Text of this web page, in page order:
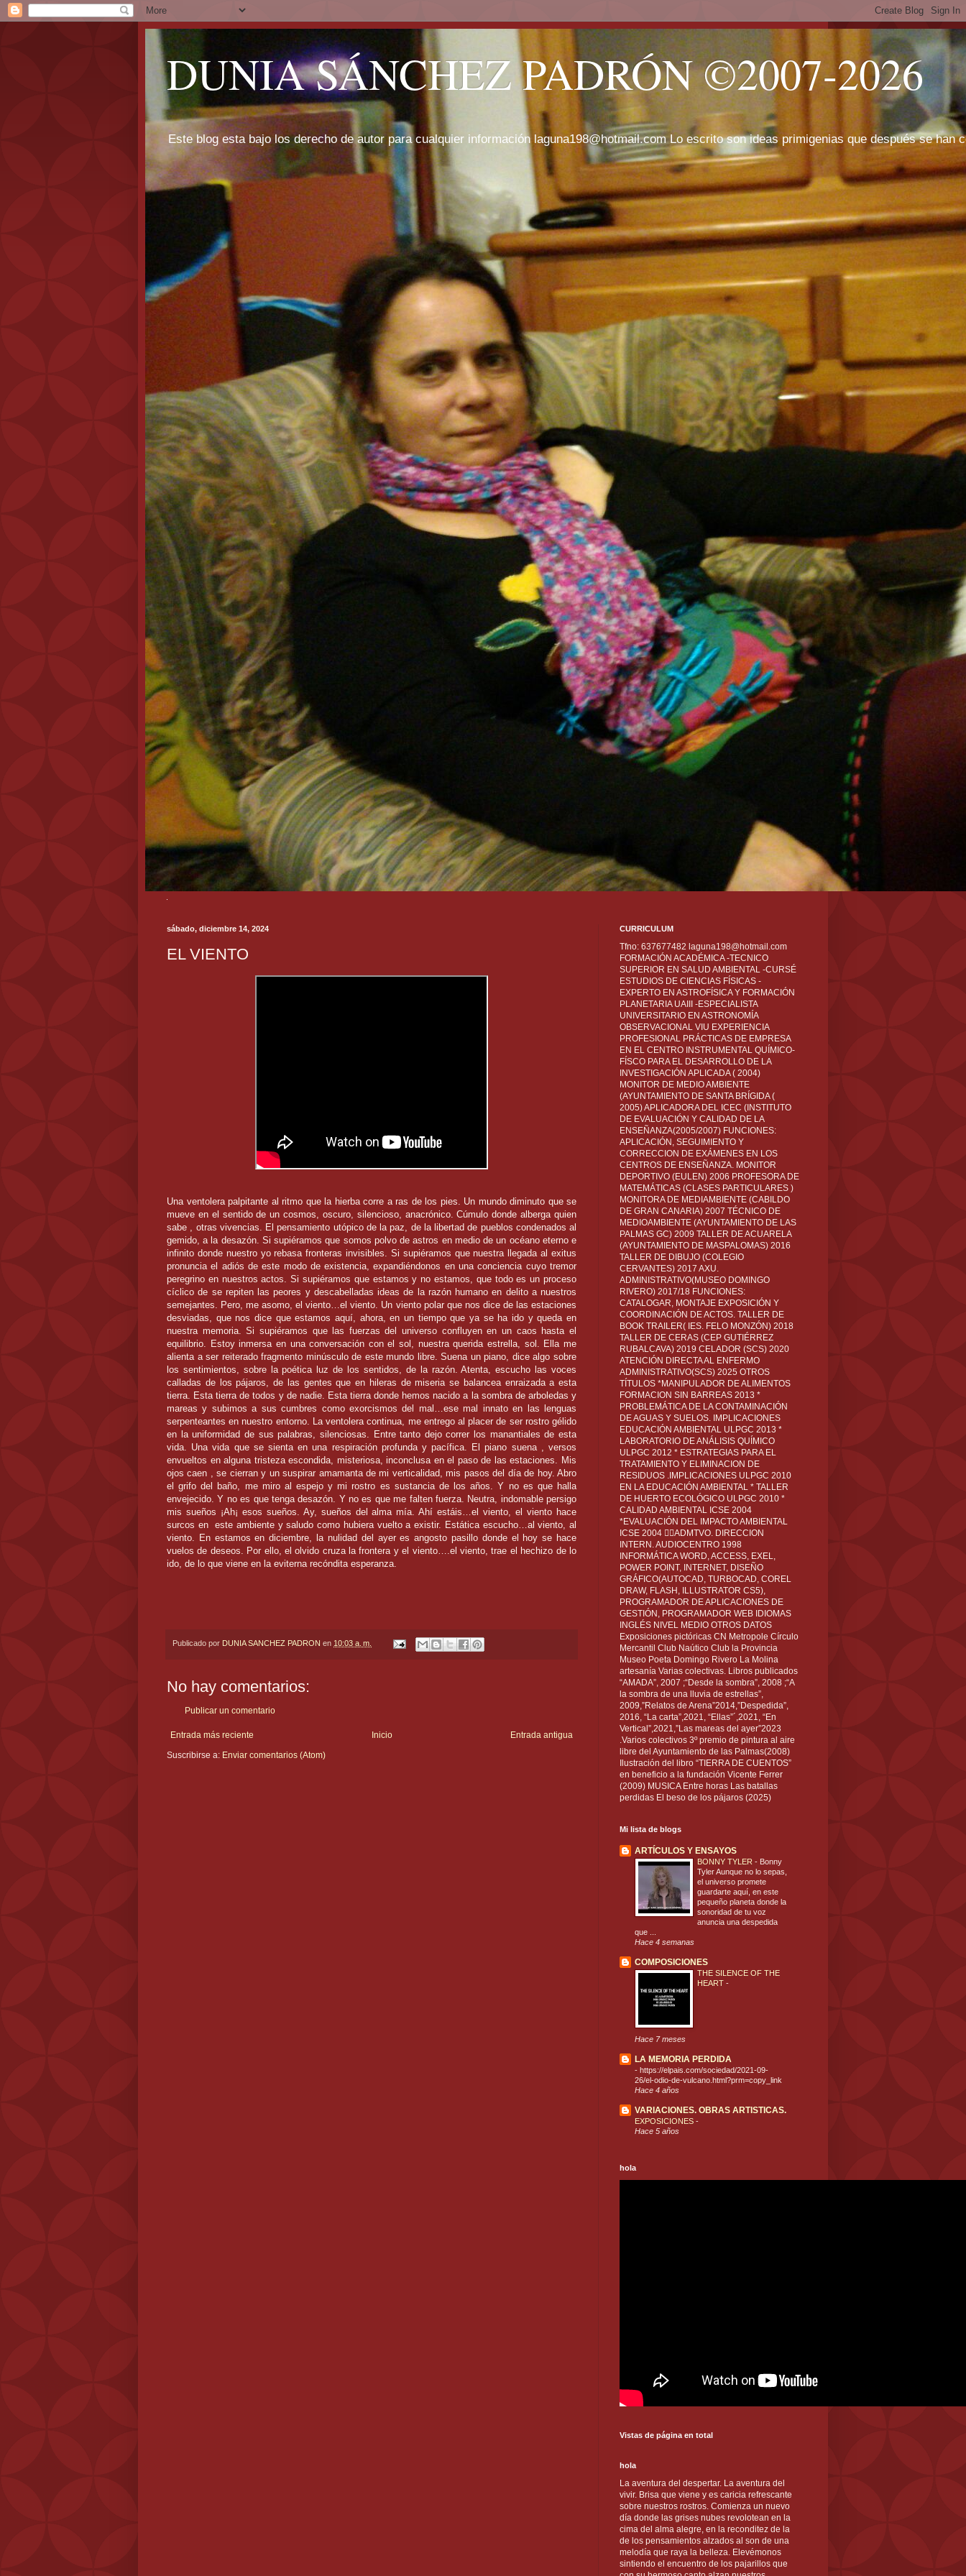
DUNIA SÁNCHEZ PADRÓN ©2007-2026
Este blog esta bajo los derecho de autor para cualquier información laguna198@hotmail.com Lo escrito son ideas primigenias que después se han
sábado, diciembre 14, 2024
EL VIENTO
Una ventolera palpitante al ritmo que la hierba corre a ras de los pies. Un mundo diminuto que se
mueve en el sentido de un cosmos, oscuro, silencioso, anacrónico. Cúmulo donde alberga quien
sabe , otras vivencias. El pensamiento utópico de la paz, de la libertad de pueblos condenados al
gemido, a la desazón. Si supiéramos que somos polvo de astros en medio de un océano eterno e
infinito donde nuestro yo rebasa fronteras invisibles. Si supiéramos que nuestra llegada al exitus
pronuncia el adiós de este modo de existencia, expandiéndonos en una conciencia cuyo tremor
peregrino en nuestros actos. Si supiéramos que estamos y no estamos, que todo es un proceso
cíclico de se repiten las peores y descabelladas ideas de la razón humano en delito a nuestros
semejantes. Pero, me asomo, el viento…el viento. Un viento polar que nos dice de las estaciones
desviadas, que nos dice que estamos aquí, ahora, en un tiempo que ya se ha ido y queda en
nuestra memoria. Si supiéramos que las fuerzas del universo confluyen en un caos hasta el
equilibrio. Estoy inmersa en una conversación con el sol, nuestra querida estrella, sol. Ella me
alienta a ser reiterado fragmento minúsculo de este mundo libre. Suena un piano, dice algo sobre
los sentimientos, sobre la poética luz de los sentidos, de la razón. Atenta, escucho las voces
calladas de los pájaros, de las gentes que en hileras de miseria se balancea enraizada a esta
tierra. Esta tierra de todos y de nadie. Esta tierra donde hemos nacido a la sombra de arboledas y
mareas y subimos a sus cumbres como exorcismos del mal…ese mal innato en las lenguas
serpenteantes en nuestro entorno. La ventolera continua, me entrego al placer de ser rostro gélido
en la uniformidad de sus palabras, silenciosas. Entre tanto dejo correr los manantiales de esta
vida. Una vida que se sienta en una respiración profunda y pacífica. El piano suena , versos
envueltos en alguna tristeza escondida, misteriosa, inconclusa en el paso de las estaciones. Mis
ojos caen , se cierran y un suspirar amamanta de mi verticalidad, mis pasos del día de hoy. Abro
el grifo del baño, me miro al espejo y mi rostro es sustancia de los años. Y no es que halla
envejecido. Y no es que tenga desazón. Y no es que me falten fuerza. Neutra, indomable persigo
mis sueños ¡Ah¡ esos sueños. Ay, sueños del alma mía. Ahí estáis…el viento, el viento hace
surcos en
este ambiente y saludo como hubiera vuelto a existir. Estática escucho…al viento, al
viento. En estamos en diciembre, la nulidad del ayer es angosto pasillo donde el hoy se hace
vuelos de deseos. Por ello, el olvido cruza la frontera y el viento….el viento, trae el hechizo de lo
ido, de lo que viene en la eviterna recóndita esperanza.
Publicado por DUNIA SANCHEZ PADRON en 10:03 a. m.
No hay comentarios:
Publicar un comentario
Entrada más reciente Entrada antigua
Inicio
Suscribirse a: Enviar comentarios (Atom)
CURRICULUM
Tfno: 637677482 laguna198@hotmail.com
FORMACIÓN ACADÉMICA -TECNICO
SUPERIOR EN SALUD AMBIENTAL -CURSÉ
ESTUDIOS DE CIENCIAS FÍSICAS -
EXPERTO EN ASTROFÍSICA Y FORMACIÓN
PLANETARIA UAIII -ESPECIALISTA
UNIVERSITARIO EN ASTRONOMÍA
OBSERVACIONAL VIU EXPERIENCIA
PROFESIONAL PRÁCTICAS DE EMPRESA
EN EL CENTRO INSTRUMENTAL QUÍMICO-
FÍSCO PARA EL DESARROLLO DE LA
INVESTIGACIÓN APLICADA ( 2004)
MONITOR DE MEDIO AMBIENTE
(AYUNTAMIENTO DE SANTA BRÍGIDA (
2005) APLICADORA DEL ICEC (INSTITUTO
DE EVALUACIÓN Y CALIDAD DE LA
ENSEÑANZA(2005/2007) FUNCIONES:
APLICACIÓN, SEGUIMIENTO Y
CORRECCION DE EXÁMENES EN LOS
CENTROS DE ENSEÑANZA. MONITOR
DEPORTIVO (EULEN) 2006 PROFESORA DE
MATEMÁTICAS (CLASES PARTICULARES )
MONITORA DE MEDIAMBIENTE (CABILDO
DE GRAN CANARIA) 2007 TÉCNICO DE
MEDIOAMBIENTE (AYUNTAMIENTO DE LAS
PALMAS GC) 2009 TALLER DE ACUARELA
(AYUNTAMIENTO DE MASPALOMAS) 2016
TALLER DE DIBUJO (COLEGIO
CERVANTES) 2017 AXU.
ADMINISTRATIVO(MUSEO DOMINGO
RIVERO) 2017/18 FUNCIONES:
CATALOGAR, MONTAJE EXPOSICIÓN Y
COORDINACIÓN DE ACTOS. TALLER DE
BOOK TRAILER( IES. FELO MONZÓN) 2018
TALLER DE CERAS (CEP GUTIÉRREZ
RUBALCAVA) 2019 CELADOR (SCS) 2020
ATENCIÓN DIRECTA AL ENFERMO
ADMINISTRATIVO(SCS) 2025 OTROS
TÍTULOS *MANIPULADOR DE ALIMENTOS
FORMACION SIN BARREAS 2013 *
PROBLEMÁTICA DE LA CONTAMINACIÓN
DE AGUAS Y SUELOS. IMPLICACIONES
EDUCACIÓN AMBIENTAL ULPGC 2013 *
LABORATORIO DE ANÁLISIS QUÍMICO
ULPGC 2012 * ESTRATEGIAS PARA EL
TRATAMIENTO Y ELIMINACION DE
RESIDUOS .IMPLICACIONES ULPGC 2010
EN LA EDUCACIÓN AMBIENTAL * TALLER
DE HUERTO ECOLÓGICO ULPGC 2010 *
CALIDAD AMBIENTAL ICSE 2004
*EVALUACIÓN DEL IMPACTO AMBIENTAL
ICSE 2004 ADMTVO. DIRECCION
INTERN. AUDIOCENTRO 1998
INFORMÁTICA WORD, ACCESS, EXEL,
POWER POINT, INTERNET, DISEÑO
GRÁFICO(AUTOCAD, TURBOCAD, COREL
DRAW, FLASH, ILLUSTRATOR CS5),
PROGRAMADOR DE APLICACIONES DE
GESTIÓN, PROGRAMADOR WEB IDIOMAS
INGLÉS NIVEL MEDIO OTROS DATOS
Exposiciones pictóricas CN Metropole Círculo
Mercantil Club Naútico Club la Provincia
Museo Poeta Domingo Rivero La Molina
artesanía Varias colectivas. Libros publicados
“AMADA”, 2007 ;“Desde la sombra”, 2008 ;“A
la sombra de una lluvia de estrellas”,
2009,”Relatos de Arena”2014,”Despedida”,
2016, “La carta”,2021, “Ellas”´,2021, “En
Vertical”,2021,”Las mareas del ayer”2023
.Varios colectivos 3º premio de pintura al aire
libre del Ayuntamiento de las Palmas(2008)
Ilustración del libro “TIERRA DE CUENTOS”
en beneficio a la fundación Vicente Ferrer
(2009) MUSICA Entre horas Las batallas
perdidas El beso de los pájaros (2025)
Mi lista de blogs
ARTÍCULOS Y ENSAYOS
BONNY TYLER - Bonny
Tyler Aunque no lo sepas,
el universo promete
guardarte aquí, en este
pequeño planeta donde la
sonoridad de tu voz
anuncia una despedida
que ...
Hace 4 semanas
COMPOSICIONES
THE SILENCE OF THE
HEART -
Hace 7 meses
LA MEMORIA PERDIDA
- https://elpais.com/sociedad/2021-09-
26/el-odio-de-vulcano.html?prm=copy_link
Hace 4 años
VARIACIONES. OBRAS ARTISTICAS.
EXPOSICIONES -
Hace 5 años
hola
Vistas de página en total
hola
La aventura del despertar. La aventura del
vivir. Brisa que viene y es caricia refrescante
sobre nuestros rostros. Comienza un nuevo
día donde las grises nubes revolotean en la
cima del alma alegre, en la reconditez de la
de los pensamientos alzados al son de una
melodía que raya la belleza. Elevémonos
sintiendo el encuentro de los pajarillos que